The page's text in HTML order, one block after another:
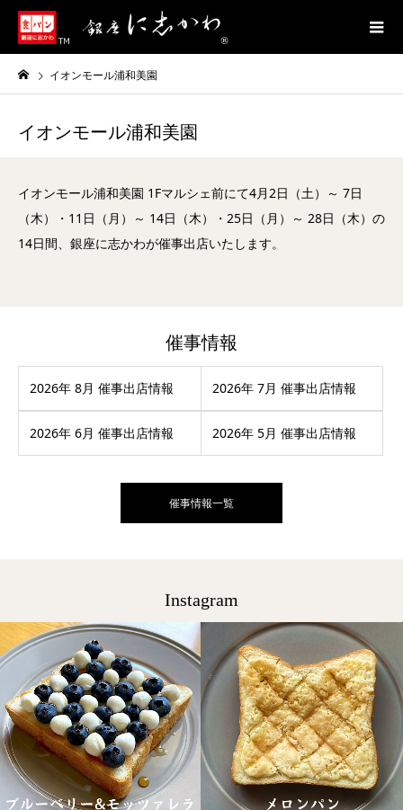
イオンモール浦和美園
イオンモール浦和美園
イオンモール浦和美園 1Fマルシェ前にて4月2日（土）～ 7日
（木）・11日（月）～ 14日（木）・25日（月）～ 28日（木）の
14日間、銀座に志かわが催事出店いたします。
催事情報
2026年 8月 催事出店情報 2026年 7月 催事出店情報
2026年 6月 催事出店情報 2026年 5月 催事出店情報
催事情報一覧
Instagram